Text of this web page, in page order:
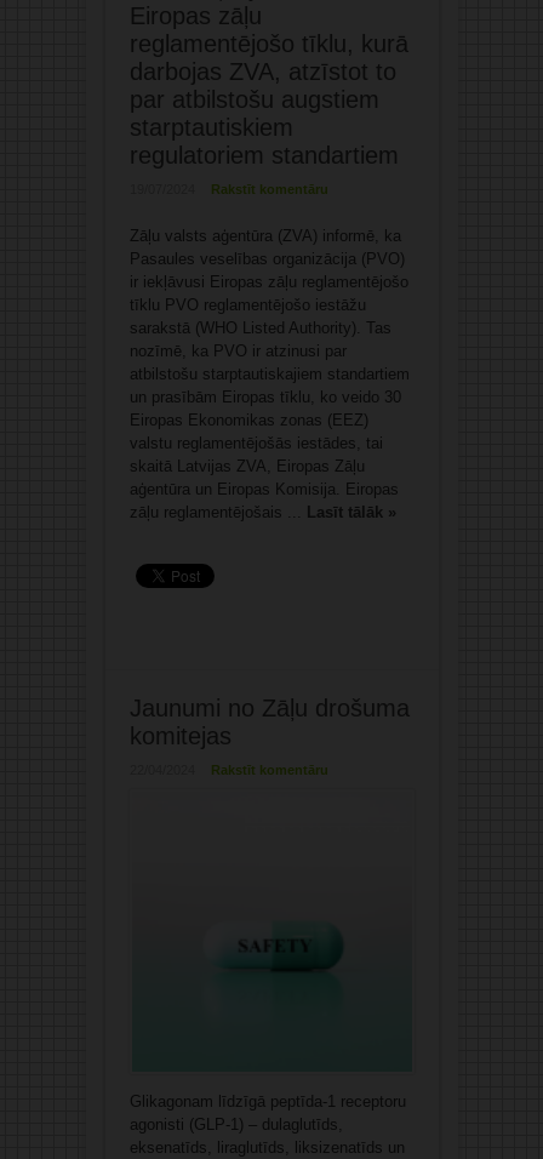
Eiropas zāļu
reglamentējošo tīklu, kurā
darbojas ZVA, atzīstot to
par atbilstošu augstiem
starptautiskiem
regulatoriem standartiem
Rakstīt komentāru
Zāļu valsts aģentūra (ZVA) informē, ka
Pasaules veselības organizācija (PVO)
ir iekļāvusi Eiropas zāļu reglamentējošo
tīklu PVO reglamentējošo iestāžu
sarakstā (WHO Listed Authority). Tas
nozīmē, ka PVO ir atzinusi par
atbilstošu starptautiskajiem standartiem
un prasībām Eiropas tīklu, ko veido 30
Eiropas Ekonomikas zonas (EEZ)
valstu reglamentējošās iestādes, tai
skaitā Latvijas ZVA, Eiropas Zāļu
aģentūra un Eiropas Komisija. Eiropas
zāļu reglamentējošais ... Lasīt tālāk »
Jaunumi no Zāļu drošuma
komitejas
Rakstīt komentāru
Glikagonam līdzīgā peptīda-1 receptoru
agonisti (GLP-1) – dulaglutīds,
eksenatīds, liraglutīds, liksizenatīds un